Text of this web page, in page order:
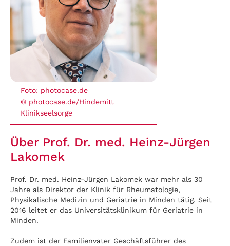
Foto: photocase.de
© photocase.de/Hindemitt
Klinikseelsorge
Über Prof. Dr. med. Heinz-Jürgen
Lakomek
Prof. Dr. med. Heinz-Jürgen Lakomek war mehr als 30
Jahre als Direktor der Klinik für Rheumatologie,
Physikalische Medizin und Geriatrie in Minden tätig. Seit
2016 leitet er das Universitätsklinikum für Geriatrie in
Minden.
Zudem ist der Familienvater Geschäftsführer des